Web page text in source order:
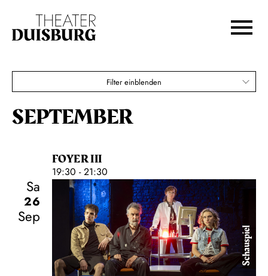
Zur Hauptnavigation springen
Zum Footer springen
Filter einblenden
SEPTEMBER
FOYER III
19:30 - 21:30
Sa
26
Sep
Schauspiel